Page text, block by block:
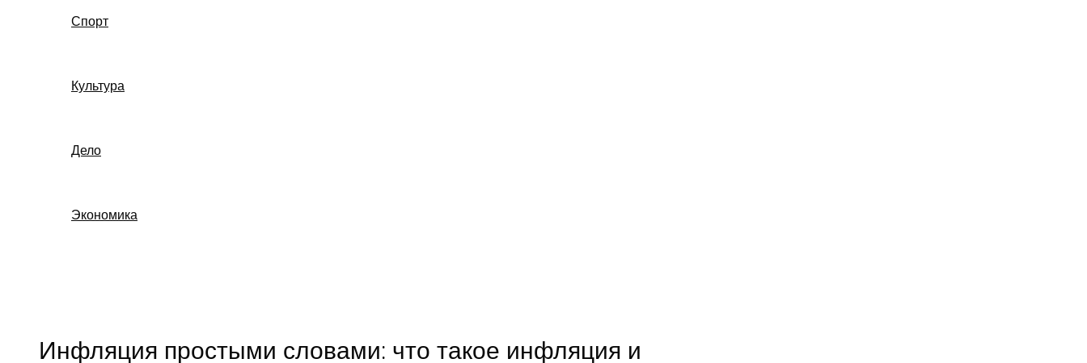
Спорт
Культура
Дело
Экономика
Инфляция простыми словами: что такое инфляция и